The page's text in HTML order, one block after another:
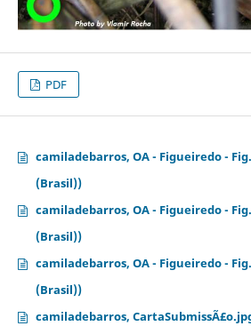
PDF
camiladebarros, OA - Figueiredo -
(Brasil))
camiladebarros, OA - Figueiredo -
(Brasil))
camiladebarros, OA - Figueiredo -
(Brasil))
camiladebarros,